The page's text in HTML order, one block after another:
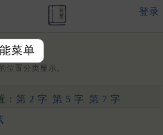
菜单
登录
位置分类显示。
： 第 2 字 第 5 字 第 7 字